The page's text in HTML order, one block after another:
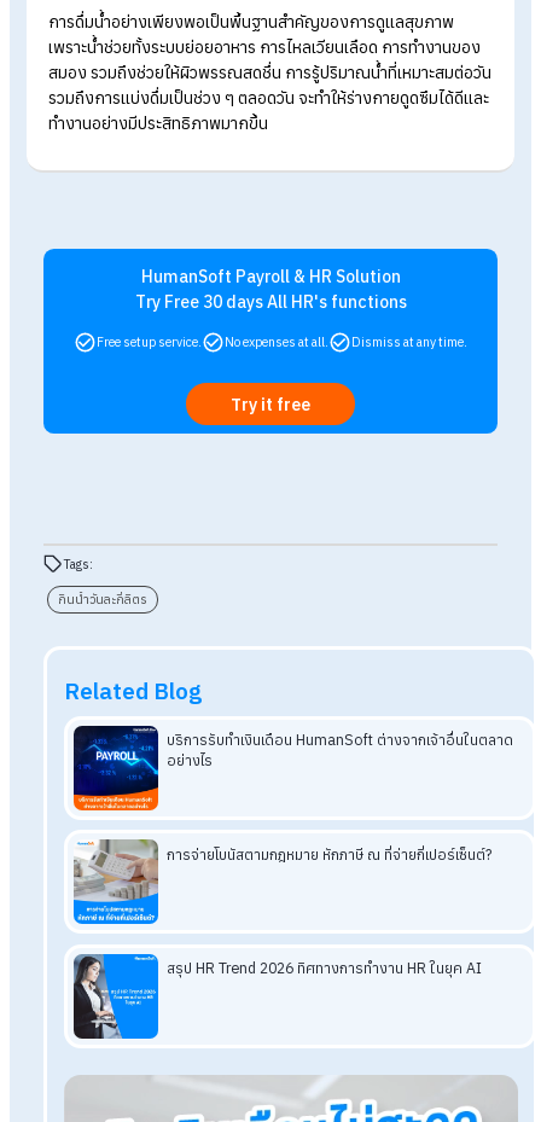
เติมน้ำให้กล้ามเนื้อ เหมาะสำหรับคนที่นั่งทำงานนาน
ก่อนมื้อเย็น 30 นาที — 1 แก้ว
ก่อนนอน 20 นาที — 1 แก้ว
ช่วยล้างของเสียและลดอาการขาดน้ำระหว่างหลับ
ช่วยโดยเฉพาะผู้ที่นอนห้องแอร์หรือนอนแล้วเหงื่อออกง่าย
ข้อดีของการกินน้ำให้เหมาะสมกับร่างก
อื่น ๆ ด้วย ซึ่งข้อดีของการกินน้ำอย่างดหมาะสม ได้แก่
ช่วยให้ผิวพรรณชุ่มชื้น ดูสุขภาพดี
ช่วยให้การไหลเวียนเลือดดีข้น
ช่วยเรื่องควบคุมน้ำหนัก
เพิ่มสมาธิและความจำ
สรุป สุขภาพดีต้องกินน้ำวันละกี่ลิตร พร้
ตารางการกินนน้ำกี่ลิตรน้ำใน 1 วัน
การดื่มน้ำอย่างเพียงพอเป็นพื้นฐานสำคัญของการดูแลสุขภาพ
เพราะน้ำช่วยทั้งระบบย่อยอาหาร การไหลเวียนเลือด การทำงานข
สมอง รวมถึงช่วยให้ผิวพรรณสดชื่น การรู้ปริมาณน้ำที่เหมาะสมต่
รวมถึงการแบ่งดื่มเป็นช่วง ๆ ตลอดวัน จะทำให้ร่างกายดูดซึมได้ดี